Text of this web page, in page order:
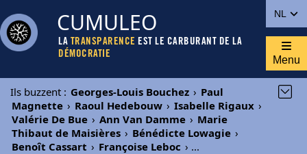
NL
CUMULEO
LA TRANSPARENCE EST LE CARBURANT DE LA
DÉMOCRATIE
Menu
Ils buzzent : Georges-Louis Bouchez › Paul
Magnette › Raoul Hedebouw › Isabelle Rigaux ›
Valérie De Bue › Ann Van Damme › Marie
Thibaut de Maisières › Bénédicte Lowagie ›
Benoît Cassart › Françoise Leboc › ...